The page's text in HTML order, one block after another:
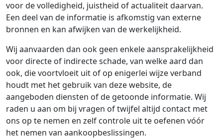
voor de volledigheid, juistheid of actualiteit daarvan.
Een deel van de informatie is afkomstig van externe
bronnen en kan afwijken van de werkelijkheid.
Wij aanvaarden dan ook geen enkele aansprakelijkheid
voor directe of indirecte schade, van welke aard dan
ook, die voortvloeit uit of op enigerlei wijze verband
houdt met het gebruik van deze website, de
aangeboden diensten of de getoonde informatie. Wij
raden u aan om bij vragen of twijfel altijd contact met
ons op te nemen en zelf controle uit te oefenen vóór
het nemen van aankoopbeslissingen.